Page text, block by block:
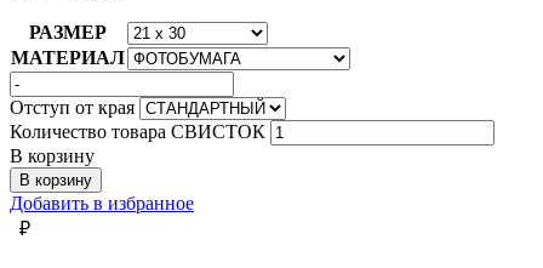
РАЗМЕР
МАТЕРИАЛ
Отступ от края
Количество товара СВИСТОК
В корзину
В корзину
Добавить в избранное
₽